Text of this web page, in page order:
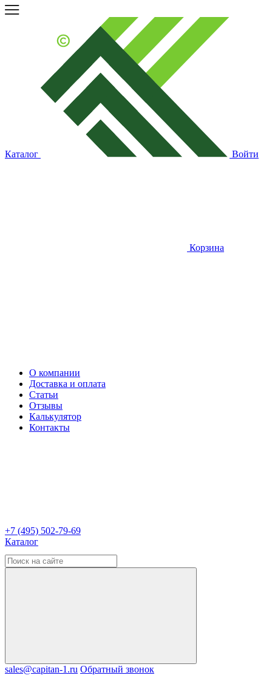
Каталог Войти
Корзина
О компании
Доставка и оплата
Статьи
Отзывы
Калькулятор
Контакты
+7 (495) 502-79-69
Каталог
sales@capitan-1.ru Обратный звонок